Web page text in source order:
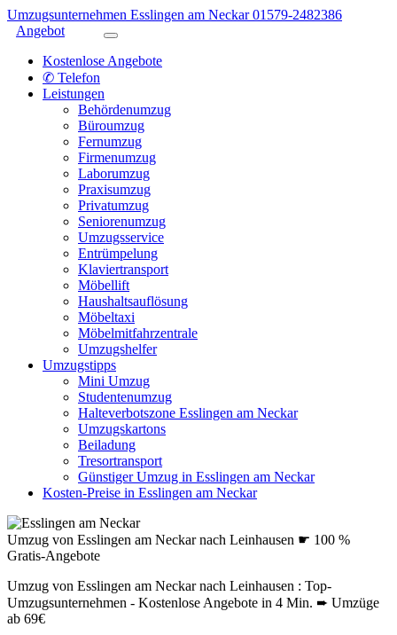
Umzugsunternehmen Esslingen am Neckar01579-2482386
Angebot
Kostenlose Angebote
✆ Telefon
Leistungen
Behördenumzug
Büroumzug
Fernumzug
Firmenumzug
Laborumzug
Praxisumzug
Privatumzug
Seniorenumzug
Umzugsservice
Entrümpelung
Klaviertransport
Möbellift
Haushaltsauflösung
Möbeltaxi
Möbelmitfahrzentrale
Umzugshelfer
Umzugstipps
Mini Umzug
Studentenumzug
Halteverbotszone Esslingen am Neckar
Umzugskartons
Beiladung
Tresortransport
Günstiger Umzug in Esslingen am Neckar
Kosten-Preise in Esslingen am Neckar
Umzug von Esslingen am Neckar nach Leinhausen ☛ 100 %
Gratis-Angebote
Umzug von Esslingen am Neckar nach Leinhausen : Top-
Umzugsunternehmen - Kostenlose Angebote in 4 Min. ➨ Umzüge
ab 69€